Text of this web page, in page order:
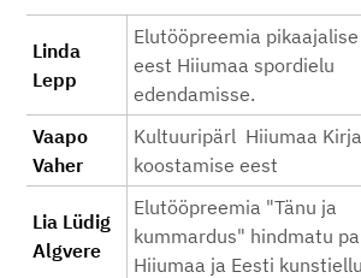
Linda
Lepp
Elutööpreemia
eest Hiiumaa spordielu
edendamisse.
Vaapo
Vaher
Kultuuripärl Hiiumaa
koostamise eest
Lia Lüdig
Algvere
Elutööpreemia "Tänu ja
kummardus" hindmatu
Hiiumaa ja Eesti kunstiellu